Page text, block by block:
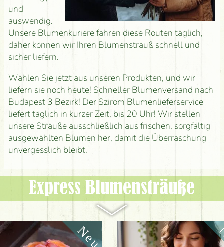
und
auswendig.
Unsere Blumenkuriere fahren diese Routen täglich,
daher können wir Ihren Blumenstrauß schnell und
sicher liefern.
Wählen Sie jetzt aus unseren Produkten, und wir
liefern sie noch heute! Schneller Blumenversand nach
Budapest 3 Bezirk! Der Szirom Blumenlieferservice
liefert täglich in kurzer Zeit, bis 20 Uhr! Wir stellen
unsere Sträuße ausschließlich aus frischen, sorgfältig
ausgewählten Blumen her, damit die Überraschung
unvergesslich bleibt.
Express Blumen­sträuße